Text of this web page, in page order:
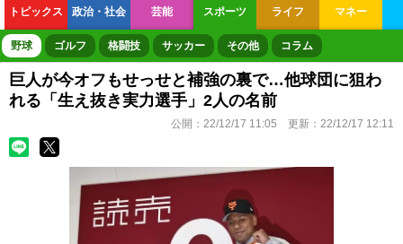
トピックス 政治・社会 芸能 スポーツ ライフ マネー
ボートレース 競輪 オートレース
野球 ゴルフ 格闘技 サッカー その他 コラム
巨人が今オフもせっせと補強の裏で…他球団に狙わ
れる「生え抜き実力選手」2人の名前
公開： 22/12/17 11:05 更新： 22/12/17 12:11